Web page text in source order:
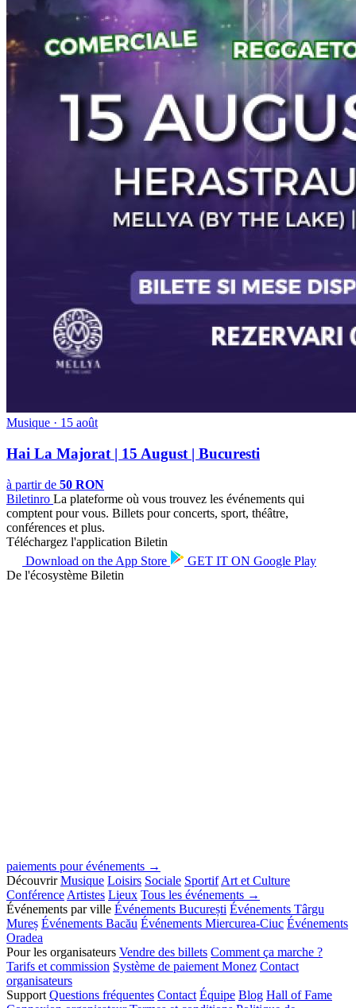
Musique · 15 août
Hai La Majorat | 15 August | Bucuresti
à partir de 50 RON
Biletinro La plateforme où vous trouvez les événements qui
comptent pour vous. Billets pour concerts, sport, théâtre,
conférences et plus.
Téléchargez l'application Biletin
Download on the App Store GET IT ON Google Play
De l'écosystème Biletin
paiements pour événements →
Découvrir Musique Loisirs Sociale Sportif Art et Culture
Conférence Artistes Lieux Tous les événements →
Événements par ville Événements București Événements Târgu
Mureș Événements Bacău Événements Miercurea-Ciuc Événements
Oradea
Pour les organisateurs Vendre des billets Comment ça marche ?
Tarifs et commission Système de paiement Monez Contact
organisateurs
Support Questions fréquentes Contact Équipe Blog Hall of Fame